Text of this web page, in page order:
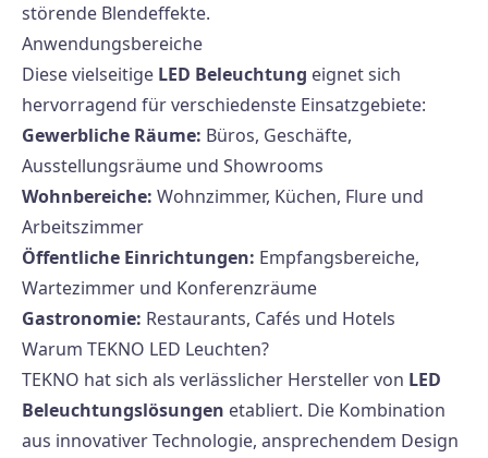
störende Blendeffekte.
Anwendungsbereiche
Diese vielseitige LED Beleuchtung eignet sich
hervorragend für verschiedenste Einsatzgebiete:
Gewerbliche Räume: Büros, Geschäfte,
Ausstellungsräume und Showrooms
Wohnbereiche: Wohnzimmer, Küchen, Flure und
Arbeitszimmer
Öffentliche Einrichtungen: Empfangsbereiche,
Wartezimmer und Konferenzräume
Gastronomie: Restaurants, Cafés und Hotels
Warum TEKNO LED Leuchten?
TEKNO hat sich als verlässlicher Hersteller von LED
Beleuchtungslösungen etabliert. Die Kombination
aus innovativer Technologie, ansprechendem Design